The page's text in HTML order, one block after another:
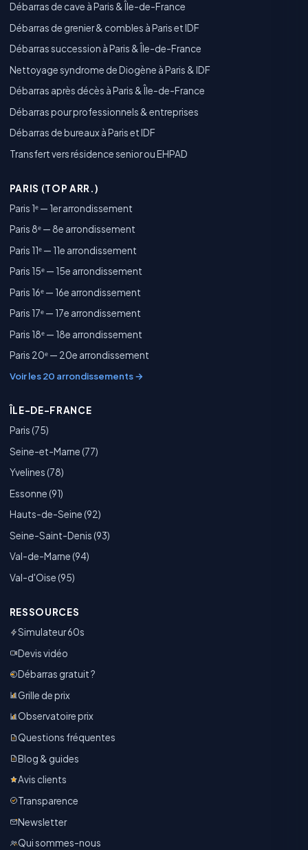
Débarras de cave à Paris & Île-de-France
Débarras de grenier & combles à Paris et IDF
Débarras succession à Paris & Île-de-France
Nettoyage syndrome de Diogène à Paris & IDF
Débarras après décès à Paris & Île-de-France
Débarras pour professionnels & entreprises
Débarras de bureaux à Paris et IDF
Transfert vers résidence senior ou EHPAD
PARIS (TOP ARR.)
Paris 1ᵉ — 1er arrondissement
Paris 8ᵉ — 8e arrondissement
Paris 11ᵉ — 11e arrondissement
Paris 15ᵉ — 15e arrondissement
Paris 16ᵉ — 16e arrondissement
Paris 17ᵉ — 17e arrondissement
Paris 18ᵉ — 18e arrondissement
Paris 20ᵉ — 20e arrondissement
Voir les 20 arrondissements →
ÎLE-DE-FRANCE
Paris (75)
Seine-et-Marne (77)
Yvelines (78)
Essonne (91)
Hauts-de-Seine (92)
Seine-Saint-Denis (93)
Val-de-Marne (94)
Val-d'Oise (95)
RESSOURCES
Simulateur 60s
Devis vidéo
Débarras gratuit ?
Grille de prix
Observatoire prix
Questions fréquentes
Blog & guides
Avis clients
Transparence
Newsletter
Qui sommes-nous